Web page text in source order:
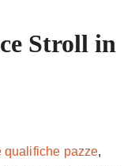
Stroll in
qualifiche pazze,